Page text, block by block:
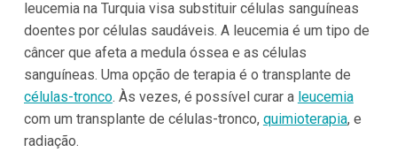
leucemia na Turquia visa substituir células sanguíneas
doentes por células saudáveis. A leucemia é um tipo de
câncer que afeta a medula óssea e as células
sanguíneas. Uma opção de terapia é o transplante de
células-tronco. Às vezes, é possível curar a leucemia
com um transplante de células-tronco, quimioterapia, e
radiação.